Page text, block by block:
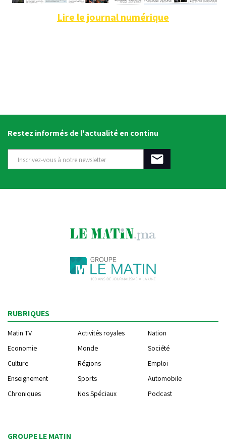
Lire le journal numérique
Restez informés de l'actualité en continu
RUBRIQUES
Matin TV Activités royales
Nation
Economie
Monde
Société
Culture
Régions
Emploi
Enseignement
Sports
Automobile
Chroniques
Nos Spéciaux Podcast
GROUPE LE MATIN